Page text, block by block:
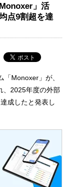
」活
点9割超を達
Monoxer」が、
、2025年度の外部
成したと発表し